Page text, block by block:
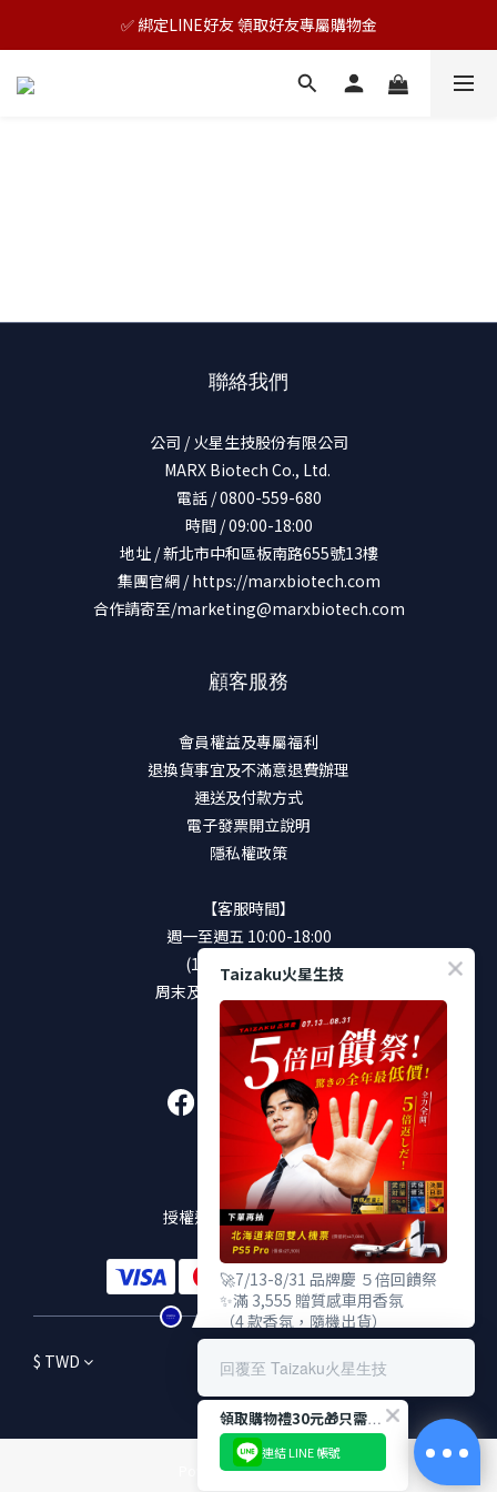
🎊TAIZAKU品牌慶：5倍回饋祭｜全年最優惠！
✅ 綁定LINE好友 領取好友專屬購物金
🎊TAIZAKU品牌慶：5倍回饋祭｜全年最優惠！
聯絡我們
公司 / 火星生技股份有限公司
MARX Biotech Co., Ltd.
電話 / 0800-559-680
時間 / 09:00-18:00
地址 / 新北市中和區板南路655號13樓
集團官網 /https://marxbiotech.com
合作請寄至/marketing@marxbiotech.com
顧客服務
會員權益及專屬福利
退換貨事宜及不滿意退費辦理
運送及付款方式
電子發票開立說明
隱私權政策
【客服時間】
週一至週五 10:00-18:00
(12:00-13:00休息)
周末及國定假日將暫停服務
加入好友
販售通路
授權通路及實體販售店點
$ TWD
Powered by SHOPLINE
Taizaku火星生技
🚀7/13-8/31 品牌慶 ５倍回饋祭
✨滿 3,555 贈質感車用香氛
（4 款香氛，隨機出貨）
✨滿 5,555 贈TENGA 雙重杯
✨滿 9,555 贈武倍對策 Gold
（價值 $2,380，限量100份）
🎁 下單登錄發票抽：
北海道雙人機票、PS5 Pro
回覆至 Taizaku火星生技
領取購物禮30元🎁只需3秒！
連結 LINE 帳號